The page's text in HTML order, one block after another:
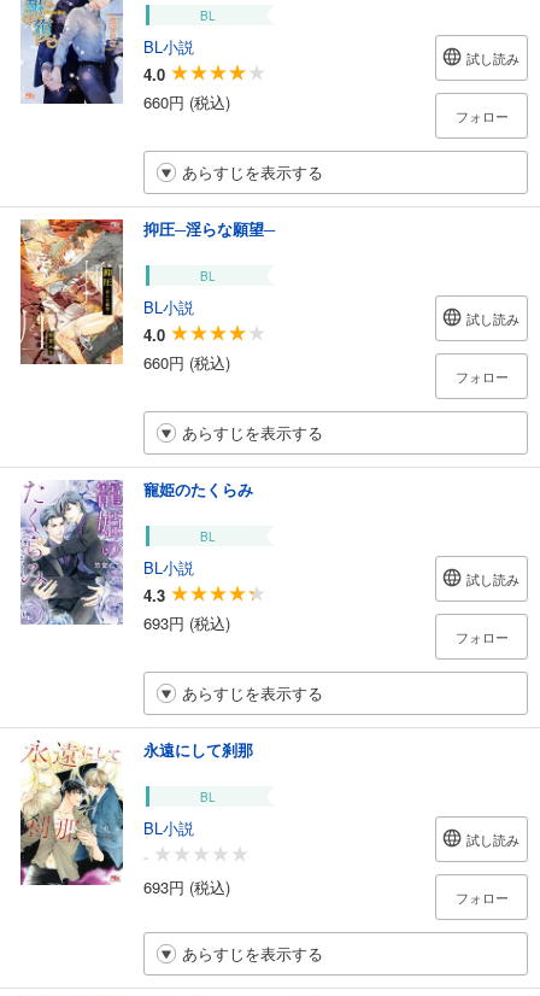
BL
BL小説
4.0
660円 (税込)
試し読み
フォロー
あらすじを表示する
抑圧─淫らな願望─
BL
BL小説
4.0
660円 (税込)
試し読み
フォロー
あらすじを表示する
寵姫のたくらみ
BL
BL小説
4.3
693円 (税込)
試し読み
フォロー
あらすじを表示する
永遠にして刹那
BL
BL小説
-
693円 (税込)
試し読み
フォロー
あらすじを表示する